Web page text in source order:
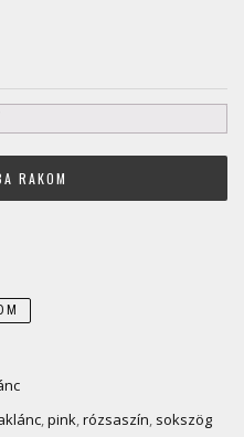
RAKOM
,pink,rózsaszín, sokszög